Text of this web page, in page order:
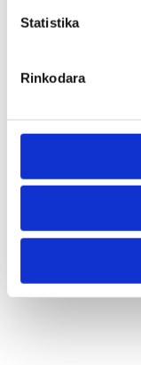
Statistika
Rinkodara